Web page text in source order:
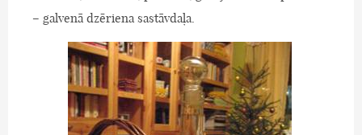
– galvenā dzēriena sastāvdaļa.